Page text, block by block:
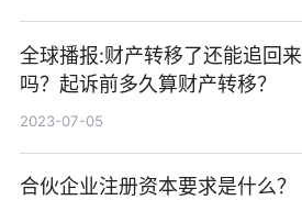
全球播报:财产转移了还能追回来
吗？起诉前多久算财产转移？
2023-07-05
合伙企业注册资本要求是什么？